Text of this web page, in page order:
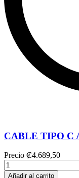
CABLE TIPO C
Precio ₡4.689,50
Añadir al carrito